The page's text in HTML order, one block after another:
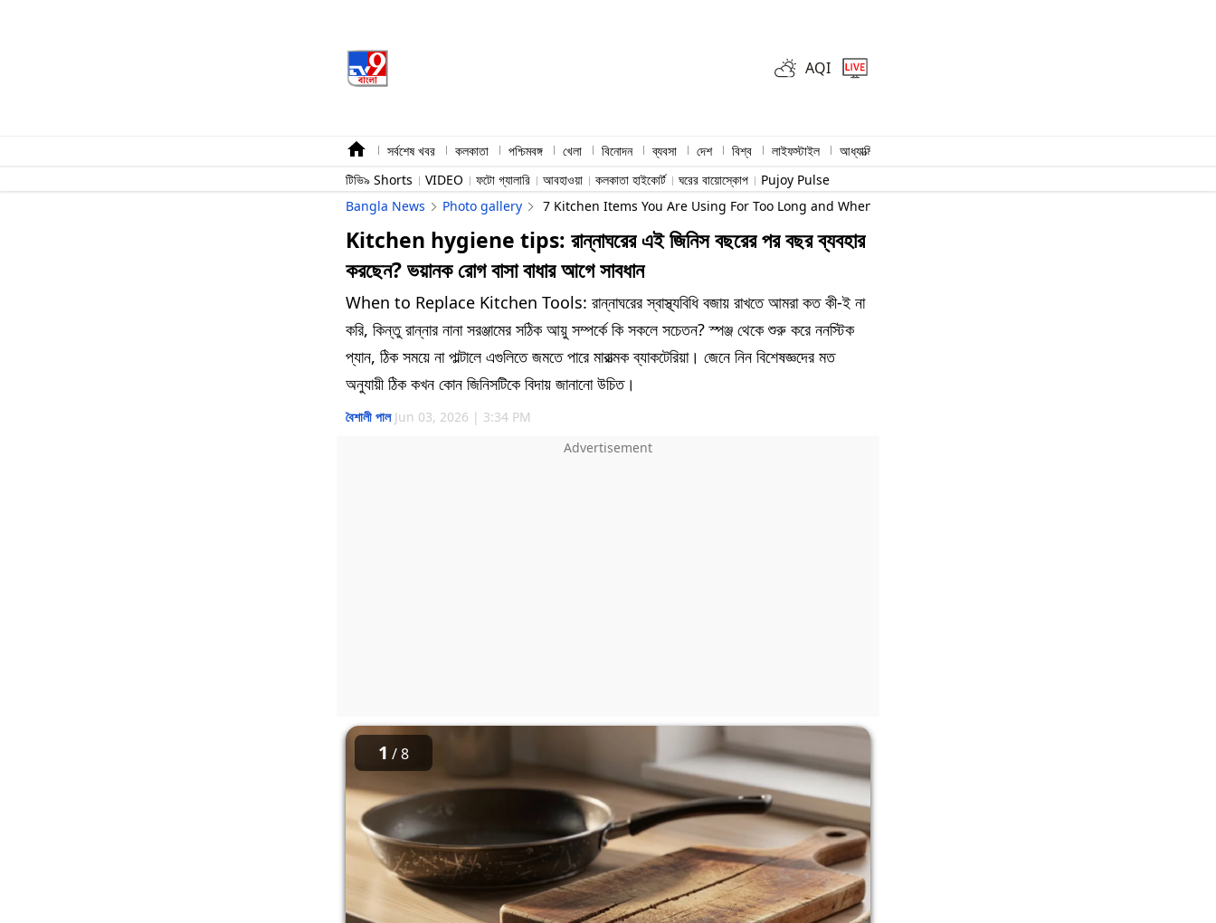
AQI
সর্বশেষ খবর কলকাতা পশ্চিমবঙ্গ খেলা বিনোদন ব্যবসা দেশ বিশ্ব লাইফস্টাইল আধ্যাত্মিক
টিভি৯ Shorts
VIDEO ফটো গ্যালারি আবহাওয়া কলকাতা হাইকোর্ট ঘরের বায়োস্কোপ
Pujoy Pulse
Bangla News
Photo gallery 7 Kitchen Items You Are Using For Too Long and When to Replace Them
Kitchen hygiene tips: রান্নাঘরের এই জিনিস বছরের পর বছর ব্যবহার
করছেন? ভয়ানক রোগ বাসা বাধার আগে সাবধান
When to Replace Kitchen Tools: রান্নাঘরের স্বাস্থ্যবিধি বজায় রাখতে আমরা কত কী-ই না
করি, কিন্তু রান্নার নানা সরঞ্জামের সঠিক আয়ু সম্পর্কে কি সকলে সচেতন? স্পঞ্জ থেকে শুরু করে ননস্টিক
প্যান, ঠিক সময়ে না পাল্টালে এগুলিতে জমতে পারে মারাত্মক ব্যাকটেরিয়া। জেনে নিন বিশেষজ্ঞদের মত
অনুযায়ী ঠিক কখন কোন জিনিসটিকে বিদায় জানানো উচিত।
বৈশালী পাল Jun 03, 2026 | 3:34 PM
1 / 8